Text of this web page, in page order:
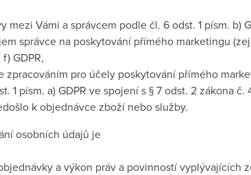
mezi Vámi a správcem podle čl. 6 odst. 1 písm. b)
správce na poskytování přímého marketingu
GDPR,
zpracováním pro účely poskytování přímého
1 písm. a) GDPR ve spojení s § 7 odst. 2
k objednávce zboží nebo služby.
osobních údajů je
a výkon práv a povinností vyplývajících